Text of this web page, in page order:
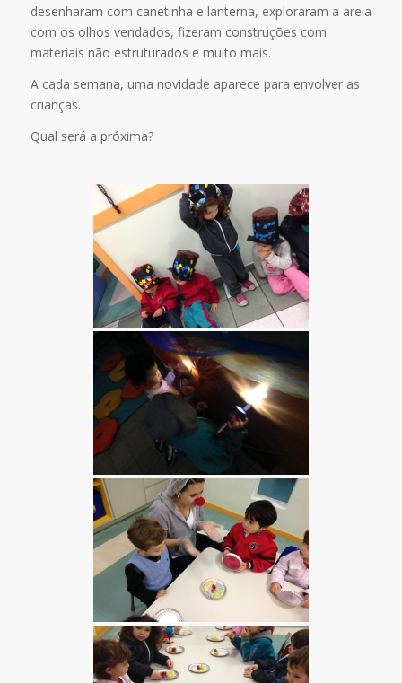
desenharam com canetinha e lanterna, exploraram a areia
com os olhos vendados, fizeram construções com
materiais não estruturados e muito mais.
A cada semana, uma novidade aparece para envolver as
crianças.
Qual será a próxima?